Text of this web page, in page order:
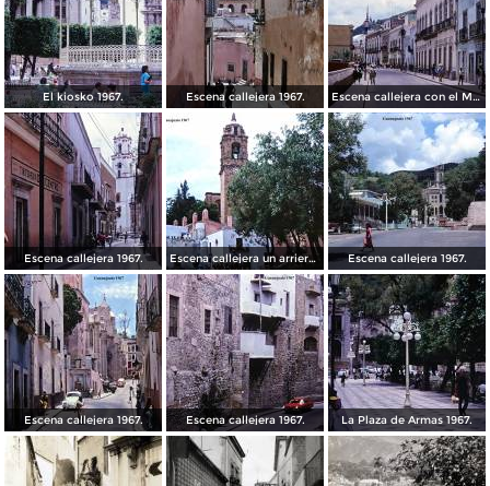
El kiosko 1967. Escena callejera 1967. Escena callejera con el Mto al Pipila al fondo 1967.
Escena callejera 1967. Escena callejera un arriero 1967. Escena callejera 1967.
Escena callejera 1967. Escena callejera 1967. La Plaza de Armas 1967.